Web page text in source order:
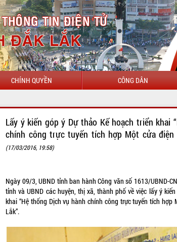
CHÍNH QUYỀN CÔNG DÂN
Lấy ý kiến góp ý Dự thảo Kế hoạch triển khai
chính công trực tuyến tích hợp Một cửa điện
(17/03/2016, 19:58)
Ngày 09/3, UBND tỉnh ban hành Công văn số 1613/UBND-
tỉnh và UBND các huyện, thị xã, thành phố về việc lấy ý
khai “Hệ thống Dịch vụ hành chính công trực tuyến tích
Lắk”.